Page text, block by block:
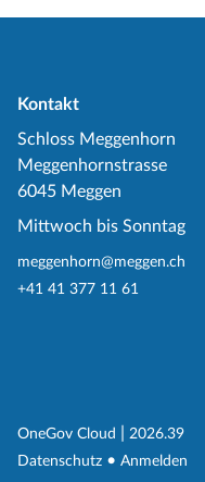
Kontakt
Schloss Meggenhorn
Meggenhornstrasse
6045 Meggen
Mittwoch bis Sonntag
meggenhorn@meggen.ch
+41 41 377 11 61
OneGov Cloud (External Link)
2026.39
Datenschutz (External Link)
Anmelden